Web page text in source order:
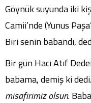
Göynük suyunda iki
Camii’nde (Yunus
Biri senin babandı,
Bir gün Hacı Atıf
babama, demiş ki dedi.
misafirimiz olsun.